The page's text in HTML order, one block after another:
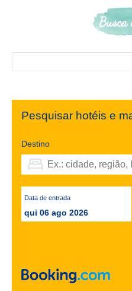
Busca
Pesquisar hotéis e
Destino
Data de entrada
qui 06 ago 2026